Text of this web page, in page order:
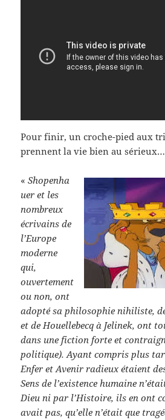
Pour finir, un croche-pied aux
prennent la vie bien au sérieux…
«Shopenha
uer et les
nombreux
écrivains de
l’Europe
moderne
qui,
ouvertement
ou non, ont
adopté sa philosophie nihiliste,
et de Houellebecq à Jelinek, ont
dans une fiction forte et
politique). Ayant compris plus
Enfer et Avenir radieux étaient
Sens de l’existence humaine
Dieu ni par l’Histoire, ils en ont
avait pas, qu’elle n’était que